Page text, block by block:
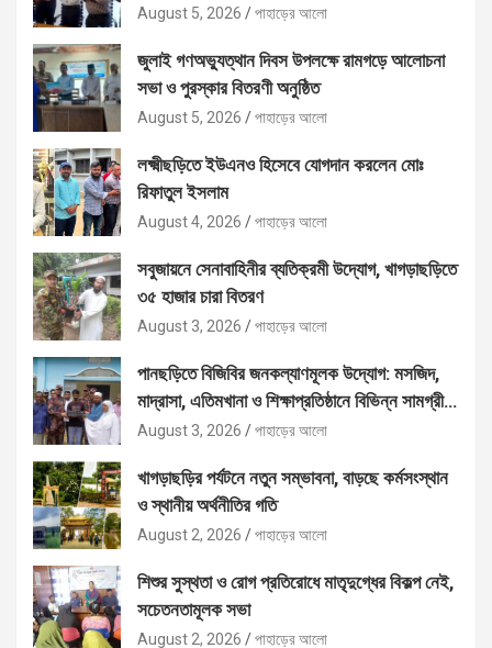
August 5, 2026 পাহাড়ের আলো
জুলাই গণঅভ্যুত্থান দিবস উপলক্ষে রামগড়ে আলোচনা
সভা ও পুরস্কার বিতরণী অনুষ্ঠিত
August 5, 2026 পাহাড়ের আলো
লক্ষ্মীছড়িতে ইউএনও হিসেবে যোগদান করলেন মোঃ
রিফাতুল ইসলাম
August 4, 2026 পাহাড়ের আলো
সবুজায়নে সেনাবাহিনীর ব্যতিক্রমী উদ্যোগ, খাগড়াছড়িতে
৩৫ হাজার চারা বিতরণ
August 3, 2026 পাহাড়ের আলো
পানছড়িতে বিজিবির জনকল্যাণমূলক উদ্যোগ: মসজিদ,
মাদ্রাসা, এতিমখানা ও শিক্ষাপ্রতিষ্ঠানে বিভিন্ন সামগ্রী
বিতরণ
August 3, 2026 পাহাড়ের আলো
খাগড়াছড়ির পর্যটনে নতুন সম্ভাবনা, বাড়ছে কর্মসংস্থান
ও স্থানীয় অর্থনীতির গতি
August 2, 2026 পাহাড়ের আলো
শিশুর সুস্থতা ও রোগ প্রতিরোধে মাতৃদুগ্ধের বিকল্প নেই,
সচেতনতামূলক সভা
August 2, 2026 পাহাড়ের আলো